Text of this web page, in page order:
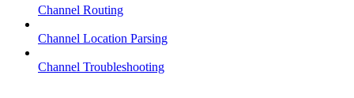
Channel Routing
Channel Location Parsing
Channel Troubleshooting